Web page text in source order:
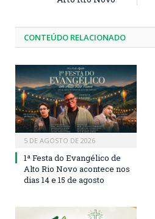
CONTEÚDO RELACIONADO
5 DE AGOSTO DE 2026
1ª Festa do Evangélico de
Alto Rio Novo acontece nos
dias 14 e 15 de agosto